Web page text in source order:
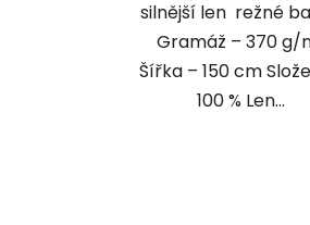
silnější len režné
Gramáž – 370 g/
Šířka – 150 cm
100 % Len...